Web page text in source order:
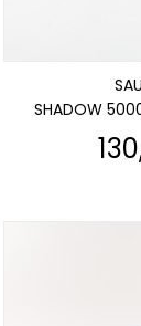
SHADOW
Prix